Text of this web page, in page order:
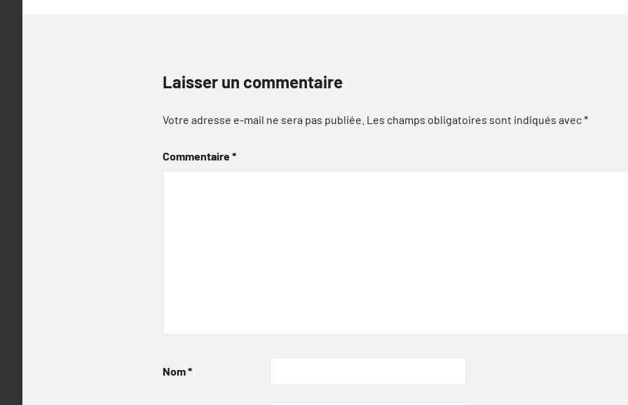
Laisser un commentaire
Votre adresse e-mail ne sera pas publiée. Les champs obligatoires sont indiqués avec*
Commentaire*
Nom*